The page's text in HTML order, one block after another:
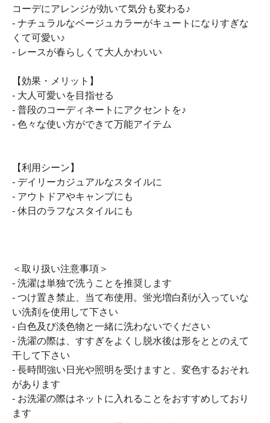
コーデにアレンジが効いて気分も変わる♪
- ナチュラルなベージュカラーがキュートになりすぎな
くて可愛い♪
- レースが春らしくて大人かわいい
【効果・メリット】
- 大人可愛いを目指せる
- 普段のコーディネートにアクセントを♪
- 色々な使い方ができて万能アイテム
【利用シーン】
- デイリーカジュアルなスタイルに
- アウトドアやキャンプにも
- 休日のラフなスタイルにも
＜取り扱い注意事項＞
- 洗濯は単独で洗うことを推奨します
- つけ置き禁止、当て布使用。蛍光増白剤が入っていな
い洗剤を使用して下さい
- 白色及び淡色物と一緒に洗わないでください
- 洗濯の際は、すすぎをよくし脱水後は形をととのえて
干して下さい
- 長時間強い日光や照明を受けますと、変色するおそれ
があります
- お洗濯の際はネットに入れることをおすすめしており
ます